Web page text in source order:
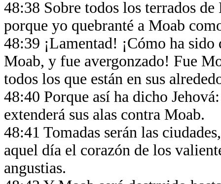
48:38 Sobre todos los terrados
porque yo quebranté a Moab
48:39 ¡Lamentad! ¡Cómo ha
Moab, y fue avergonzado! Fue
todos los que están en sus
48:40 Porque así ha dicho
extenderá sus alas contra Moab.
48:41 Tomadas serán las
aquel día el corazón de los
angustias.